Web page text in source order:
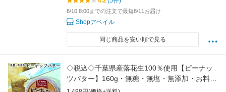
8/10 8:00までの注文で最短8/11お届け
Shopアベイル
同じ商品を安い順で見る
◇税込◇千葉県産落花生100％使用【ピーナッ
ツバター】160g・無糖・無塩・無添加・お料理
にもお菓子作りにも 落花生 ピーナッツバター